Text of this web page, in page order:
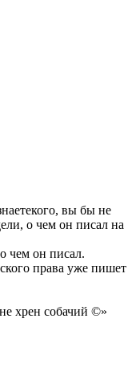
вы бы не
о чем он писал на
чем он писал.
права уже пишет
хрен собачий ©»